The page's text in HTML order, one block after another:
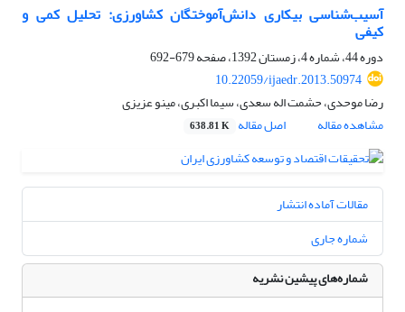
آسیب‌شناسی بیکاری دانش‌آموختگان کشاورزی: تحلیل کمی و
کیفی
دوره 44، شماره 4، زمستان 1392، صفحه
679-692
10.22059/ijaedr.2013.50974
رضا موحدی، حشمت اله سعدی، سیما اکبری، مینو عزیزی
مشاهده مقاله
اصل مقاله 638.81 K
مقالات آماده انتشار
شماره جاری
شماره‌های پیشین نشریه